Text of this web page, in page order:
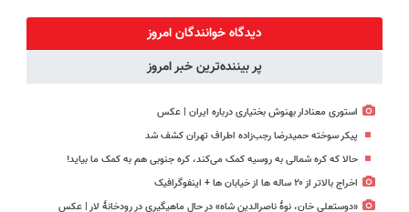
سبک و مقاوم |
پرداخت قسطی
دیدگاه خوانندگان امروز
پر بیننده‌ترین خبر امروز
استوری معنادار بهنوش بختیاری درباره ایران | عکس
پیکر سوخته حمیدرضا رجب‌زاده اطراف تهران کشف شد
حالا که کره شمالی به روسیه کمک می‌کند، کره جنوبی هم به کمک ما بیاید!
اخراج بالاتر از ۲۰ ساله ها از خیابان ها + اینفوگرافیک
«دوستعلی خان، نوۀ ناصرالدین شاه» در حال ماهیگیری در رودخانۀ لار | عکس